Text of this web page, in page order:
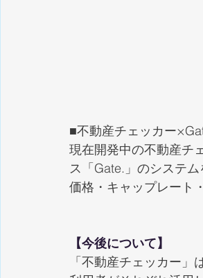
■不動産チェッカー
現在開発中の不動産チ
ス「Gate.」のシステ
価格・キャップレート
【今後について】
「不動産チェッカー」